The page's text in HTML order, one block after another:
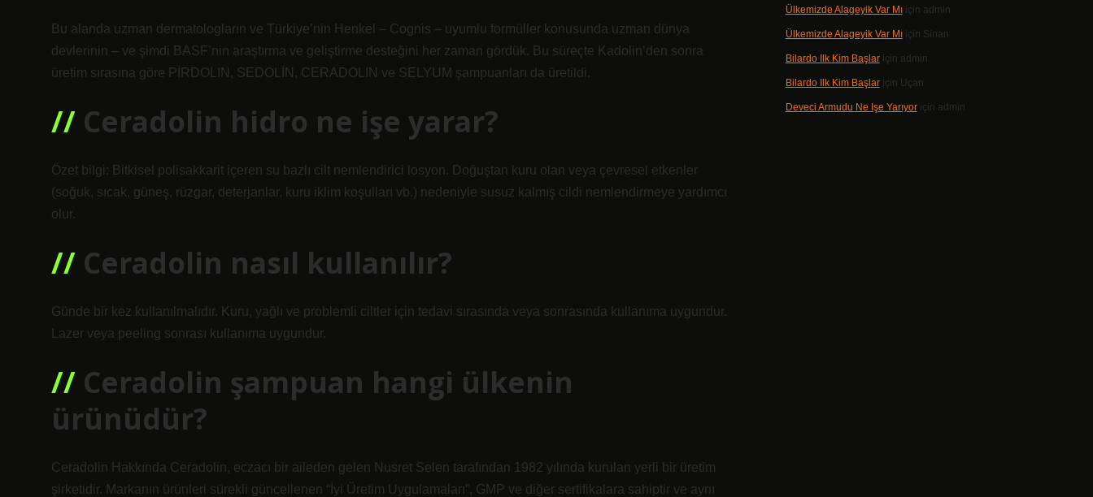
Bu alanda uzman dermatologların ve Türkiye’nin Henkel – Cognis – uyumlu formüller konusunda uzman dünya
devlerinin – ve şimdi BASF’nin araştırma ve geliştirme desteğini her zaman gördük. Bu süreçte Kadolin’den sonra
üretim sırasına göre PİRDOLIN, SEDOLİN, CERADOLIN ve SELYUM şampuanları da üretildi.
Ceradolin hidro ne işe yarar?
Özet bilgi: Bitkisel polisakkarit içeren su bazlı cilt nemlendirici losyon. Doğuştan kuru olan veya çevresel etkenler
(soğuk, sıcak, güneş, rüzgar, deterjanlar, kuru iklim koşulları vb.) nedeniyle susuz kalmış cildi nemlendirmeye yardımcı
olur.
Ceradolin nasıl kullanılır?
Günde bir kez kullanılmalıdır. Kuru, yağlı ve problemli ciltler için tedavi sırasında veya sonrasında kullanıma uygundur.
Lazer veya peeling sonrası kullanıma uygundur.
Ceradolin şampuan hangi ülkenin
ürünüdür?
Ceradolin Hakkında Ceradolin, eczacı bir aileden gelen Nusret Selen tarafından 1982 yılında kurulan yerli bir üretim
şirketidir. Markanın ürünleri sürekli güncellenen “İyi Üretim Uygulamaları”, GMP ve diğer sertifikalara sahiptir ve aynı
Ülkemizde Alageyik Var Mıiçin admin
Ülkemizde Alageyik Var Mıiçin Sinan
Bilardo Ilk Kim Başlariçin admin
Bilardo Ilk Kim Başlariçin Uçan
Deveci Armudu Ne Işe Yarıyoriçin admin